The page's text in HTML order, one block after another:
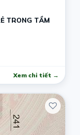
TRONG TẦM
Xem chi tiết →